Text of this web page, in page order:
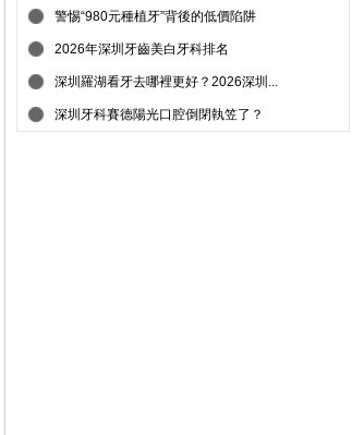
警惕“980元種植牙”背後的低價陷阱
2026年深圳牙齒美白牙科排名
深圳羅湖看牙去哪裡更好？2026深圳...
深圳牙科賽德陽光口腔倒閉執笠了？